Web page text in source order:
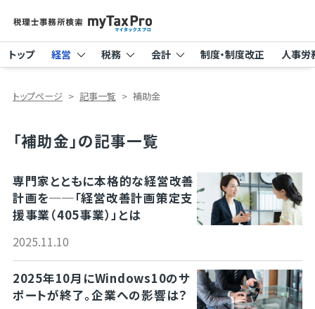
トップ 経営 税務 会計 制度・制度改正 人事労
トップページ 記事一覧 補助金
「補助金」の記事一覧
専門家とともに本格的な経営改善
計画を──「経営改善計画策定支
援事業（405事業）」とは
2025.11.10
2025年10月にWindows10のサ
ポートが終了。企業への影響は？